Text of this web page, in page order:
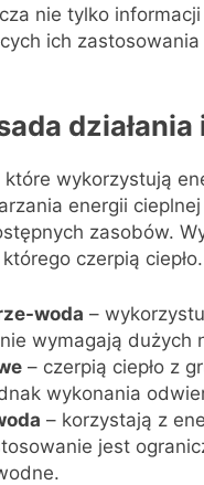
nie tylko
ich
które wykorzystują
energii
zasobów.
czerpią
woda –
wymagają dużych
– czerpią ciepło z
wykonania
– korzystają z
jest